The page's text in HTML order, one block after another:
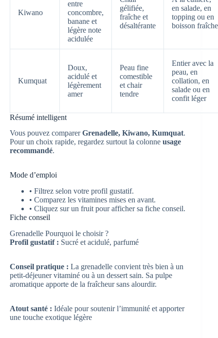
Kiwano
entre
concombre,
banane et
légère note
acidulée
gélifiée,
fraîche et
désaltérante
en salade, en
topping ou en
boisson fraîche
Kumquat
Doux,
acidulé et
légèrement
amer
Peau fine
comestible
et chair
tendre
Entier avec la
peau, en
collation, en
salade ou en
confit léger
Résumé intelligent
Vous pouvez comparerGrenadelle, Kiwano, Kumquat.
Pour un choix rapide, regardez surtout la colonne usage
recommandé.
Mode d’emploi
• Filtrez selon votre profil gustatif.
• Comparez les vitamines mises en avant.
• Cliquez sur un fruit pour afficher sa fiche conseil.
Fiche conseil
Grenadelle Pourquoi le choisir ?
Profil gustatif : Sucré et acidulé, parfumé
Conseil pratique : La grenadelle convient très bien à un
petit-déjeuner vitaminé ou à un dessert sain. Sa pulpe
aromatique apporte de la fraîcheur sans alourdir.
Atout santé : Idéale pour soutenir l’immunité et apporter
une touche exotique légère